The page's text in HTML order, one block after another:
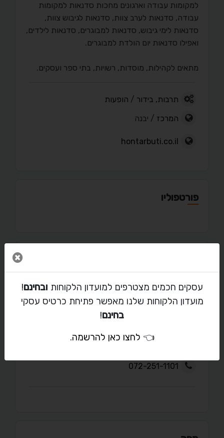
למקומות עבודה וארגונים מחכות סדנאות למקומות
עבודה, סדנאות לערב צוות, סדנאות לגיבוש צוות,
סדנאות לימי גיבוש, סדנאות למבוגרים, סדנאות לילדים,
ואפילו סדנאות יום הולדת למבוגרים.
מתאים לקהילות, מוסדות, רשויות, בתי ספר ועסקים.
תרבות, בידור / הופעות
המרכז / יבנה
hontarbuti.co.il
פורטפוליו
072-251-1101
עסקים חכמים מצטרפים למועדון הלקוחות ובחינם!
מועדון הלקוחות שלנו מאפשר פתיחת כרטיס עסקי
בחינם!
👈 לחצו כאן להרשמה.